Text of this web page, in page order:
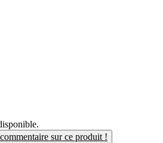
sur ce produit !